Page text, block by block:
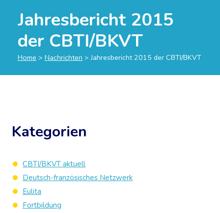
Jahresbericht 2015
der CBTI/BKVT
Home > Nachrichten >Jahresbericht 2015 der CBTI/BKVT
Kategorien
CBTI/BKVT aktuell
Deutsch-französisches Netzwerk
Eulita
Fortbildung